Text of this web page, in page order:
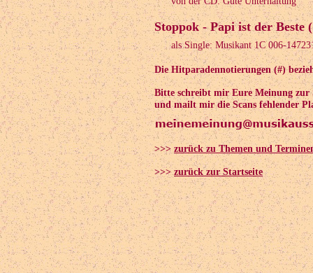
Stoppok - Papi ist der Beste
als Single: Musikant 1C 006-
Die Hitparadennotierungen (#)
Bitte schreibt mir Eure Meinung zur
und mailt mir die Scans fehlender
>>> zurück zu Themen und
>>>zurück zur Startseite